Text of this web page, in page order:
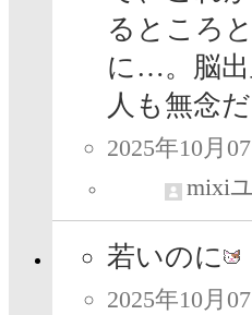
るところ
に…。脳
人も無念
2025年10月
mixi
若いのに
2025年10月